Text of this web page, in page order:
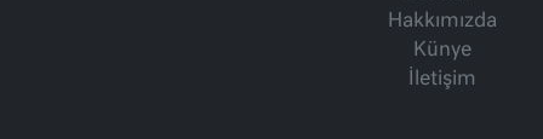
Hakkımızda
Künye
İletişim